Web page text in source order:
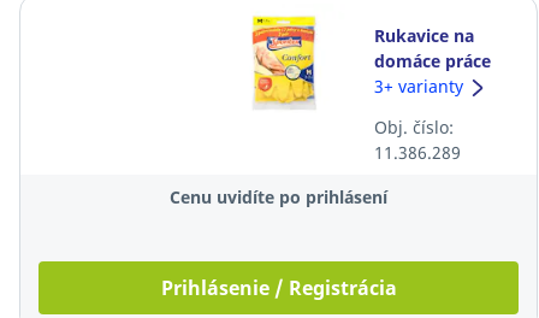
Rukavice na
domáce práce
Spontex®
M, žlté, 2 páry
3+ varianty
Obj. číslo:
11.386.289
Cenu uvidíte po prihlásení
Prihlásenie / Registrácia